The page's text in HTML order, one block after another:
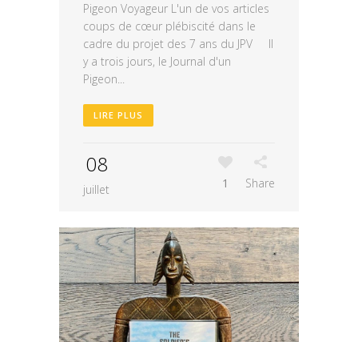
Pigeon Voyageur L'un de vos articles
coups de cœur plébiscité dans le
cadre du projet des 7 ans du JPV Il
y a trois jours, le Journal d'un
Pigeon...
LIRE PLUS
08
juillet 1 Share